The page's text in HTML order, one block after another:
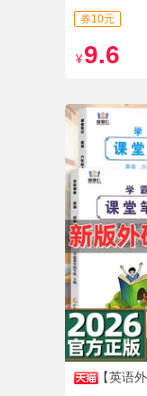
北师
券10元
¥ 9.6
【英语